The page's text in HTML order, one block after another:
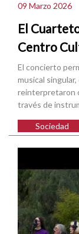
09 Marzo 2026
El
Centro
El concierto
musical
reinterpretaron
través de
Sociedad